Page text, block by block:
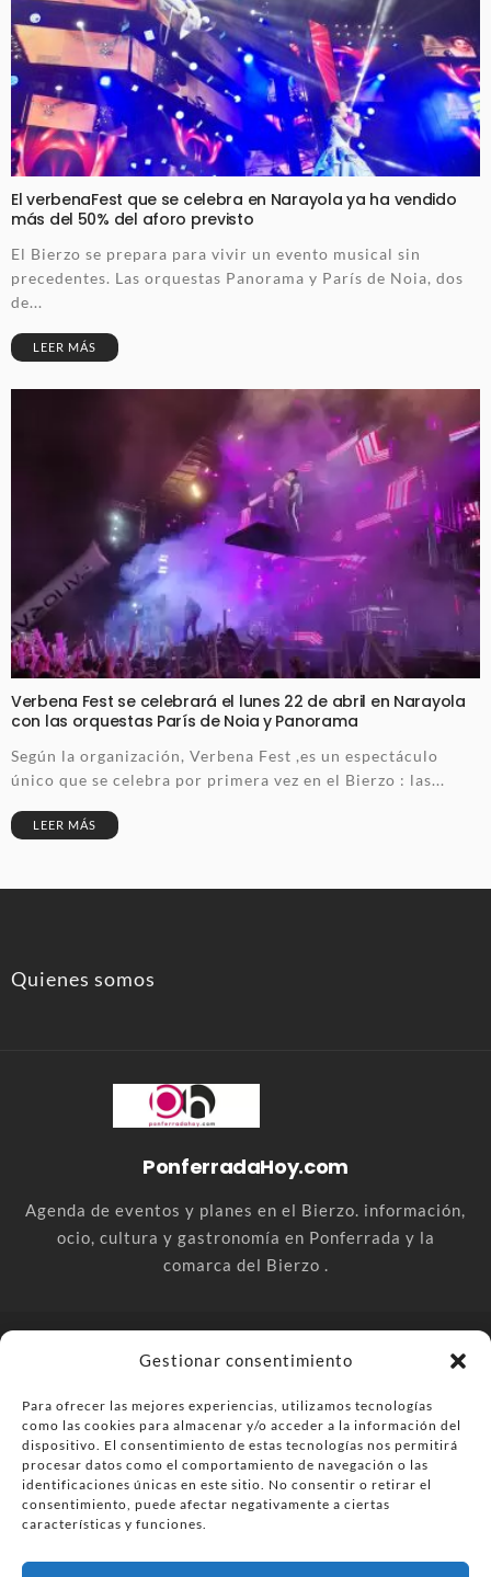
Gestionar consentimiento
Para ofrecer las mejores experiencias, utilizamos tecnologías
como las cookies para almacenar y/o acceder a la información del
dispositivo. El consentimiento de estas tecnologías nos permitirá
procesar datos como el comportamiento de navegación o las
identificaciones únicas en este sitio. No consentir o retirar el
consentimiento, puede afectar negativamente a ciertas
características y funciones.
El verbenaFest que se celebra en Narayola ya ha vendido
más del 50% del aforo previsto
El Bierzo se prepara para vivir un evento musical sin
precedentes. Las orquestas Panorama y París de Noia, dos
de...
LEER MÁS
Verbena Fest se celebrará el lunes 22 de abril en Narayola
con las orquestas París de Noia y Panorama
Según la organización, Verbena Fest ,es un espectáculo
único que se celebra por primera vez en el Bierzo : las...
LEER MÁS
Quienes somos
PonferradaHoy.com
Agenda de eventos y planes en el Bierzo. información,
ocio, cultura y gastronomía en Ponferrada y la
comarca del Bierzo .
comarca del Bierzo
Anúnciate
Más información sobre las cookies
Envía tu negocio
Contacta Política de privacidad